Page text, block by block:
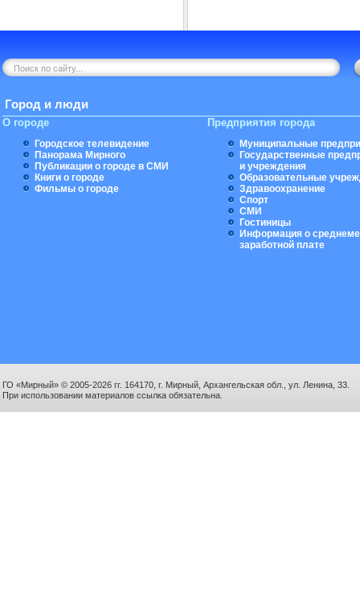
Город и люди
О городе
Городское телевидение
Панорама Мирного
Публикации о городе в СМИ
Книги о городе
Фильмы о городе
Предприятия города
Муниципальные
Государственные
и учреждения
Образовательные
Здравоохранение
Спорт
СМИ
Гостиницы
Информация о
заработной плате
ГО «Мирный» © 2005-2026 гг. 164170, г. Мирный, Архангельская обл., ул. Ленина, 33.
При использовании материалов ссылка обязательна.